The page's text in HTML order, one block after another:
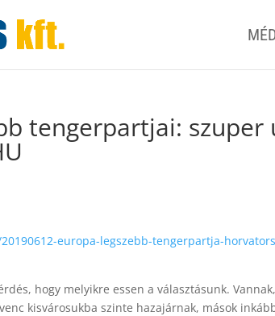
tengerpartjai:
europa-legszebb-tengerpartja-
hogy melyikre essen a választásunk.
kisvárosukba szinte hazajárnak, mások